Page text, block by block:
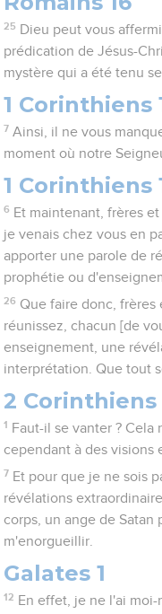
25 Dieu peut vous
prédication de Jésus-
mystère qui a été tenu
1 Corinthiens
7 Ainsi, il ne vous
moment où notre
1 Corinthiens
6 Et maintenant, frères
je venais chez vous en
apporter une parole de
prophétie ou
26 Que faire donc, frères
réunissez, chacun [de
enseignement, une
interprétation. Que tout
2 Corinthiens
1 Faut-il se vanter ? Cela
cependant à des visions
7 Et pour que je ne sois
révélations
corps, un ange de
m'enorgueillir.
Galates 1
12 En effet, je ne l'ai